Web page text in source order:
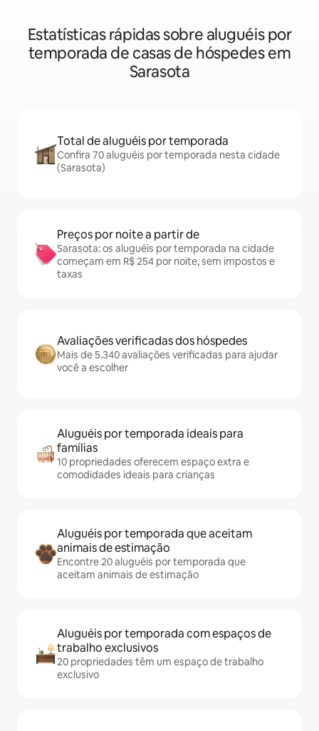
Estatísticas rápidas sobre aluguéis por
temporada de casas de hóspedes em
Sarasota
Total de aluguéis por temporada
Confira 70 aluguéis por temporada nesta cidade
(Sarasota)
Preços por noite a partir de
Sarasota: os aluguéis por temporada na cidade
começam em R$ 254 por noite, sem impostos e
taxas
Avaliações verificadas dos hóspedes
Mais de 5.340 avaliações verificadas para ajudar
você a escolher
Aluguéis por temporada ideais para
famílias
10 propriedades oferecem espaço extra e
comodidades ideais para crianças
Aluguéis por temporada que aceitam
animais de estimação
Encontre 20 aluguéis por temporada que
aceitam animais de estimação
Aluguéis por temporada com espaços de
trabalho exclusivos
20 propriedades têm um espaço de trabalho
exclusivo